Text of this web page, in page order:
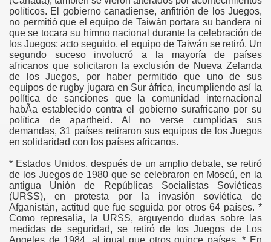
polí­ticos. El gobierno canadiense, anfitrión de los Juegos,
no permitió que el equipo de Taiwán portara su bandera ni
que se tocara su himno nacional durante la celebración de
los Juegos; acto seguido, el equipo de Taiwán se retiró. Un
segundo suceso involucró a la mayoría de países
africanos que solicitaron la exclusión de Nueva Zelanda
de los Juegos, por haber permitido que uno de sus
equipos de rugby jugara en Sur áfrica, incumpliendo así la
polí­tica de sanciones que la comunidad internacional
habÃ­a establecido contra el gobierno surafricano por su
política de apartheid. Al no verse cumplidas sus
demandas, 31 países retiraron sus equipos de los Juegos
en solidaridad con los países africanos.
* Estados Unidos, después de un amplio debate, se retiró
de los Juegos de 1980 que se celebraron en Moscú, en la
antigua Unión de Repúblicas Socialistas Soviéticas
(URSS), en protesta por la invasión soviética de
Afganistán, actitud que fue seguida por otros 64 países. *
Como represalia, la URSS, arguyendo dudas sobre las
medidas de seguridad, se retiró de los Juegos de Los
Angeles de 1984, al igual que otros quince países. * En